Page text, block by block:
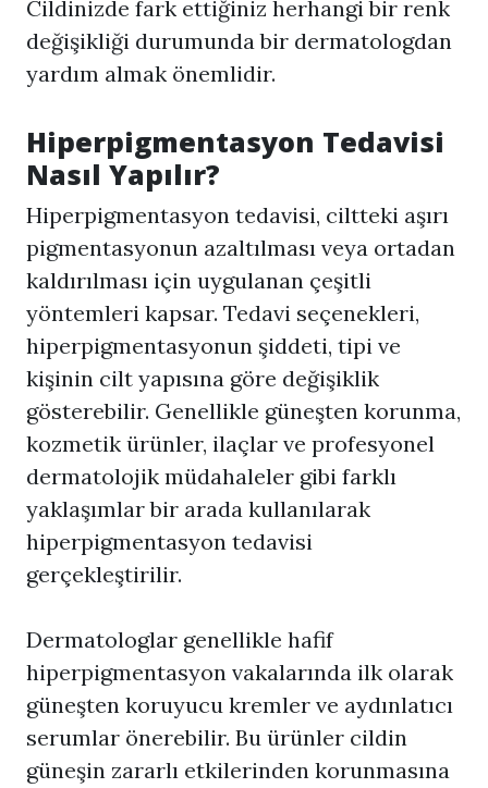
Cildinizde fark ettiğiniz herhangi bir renk
değişikliği durumunda bir dermatologdan
yardım almak önemlidir.
Hiperpigmentasyon Tedavisi
Nasıl Yapılır?
Hiperpigmentasyon tedavisi, ciltteki aşırı
pigmentasyonun azaltılması veya ortadan
kaldırılması için uygulanan çeşitli
yöntemleri kapsar. Tedavi seçenekleri,
hiperpigmentasyonun şiddeti, tipi ve
kişinin cilt yapısına göre değişiklik
gösterebilir. Genellikle güneşten korunma,
kozmetik ürünler, ilaçlar ve profesyonel
dermatolojik müdahaleler gibi farklı
yaklaşımlar bir arada kullanılarak
hiperpigmentasyon tedavisi
gerçekleştirilir.
Dermatologlar genellikle hafif
hiperpigmentasyon vakalarında ilk olarak
güneşten koruyucu kremler ve aydınlatıcı
serumlar önerebilir. Bu ürünler cildin
güneşin zararlı etkilerinden korunmasına